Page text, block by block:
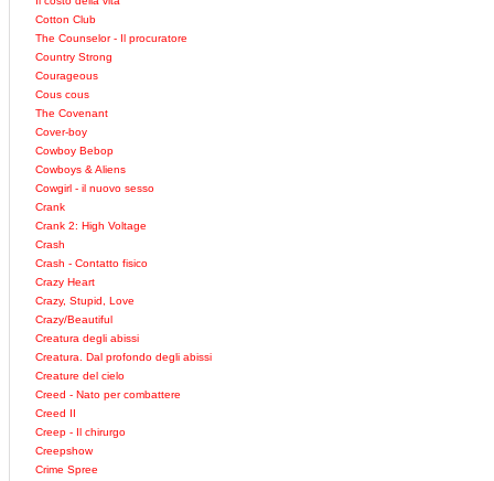
Cotton Club
The Counselor - Il procuratore
Country Strong
Courageous
Cous cous
The Covenant
Cover-boy
Cowboy Bebop
Cowboys & Aliens
Cowgirl - il nuovo sesso
Crank
Crank 2: High Voltage
Crash
Crash - Contatto fisico
Crazy Heart
Crazy, Stupid, Love
Crazy/Beautiful
Creatura degli abissi
Creatura. Dal profondo degli abissi
Creature del cielo
Creed - Nato per combattere
Creed II
Creep - Il chirurgo
Creepshow
Crime Spree